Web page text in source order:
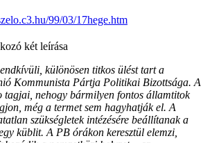
99/03/17hege.htm
két leírása
különösen titkos ülést tart a
Kommunista Pártja Politikai Bizottsága. A
tagjai, nehogy bármilyen fontos államtitok
még a termet sem hagyhatják el. A
szükségletek intézésére beállítanak a
küblit. A PB órákon keresztül elemzi,